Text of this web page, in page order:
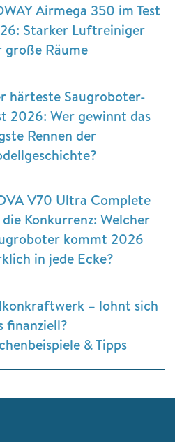
Airmega 350 im Test
Starker Luftreiniger
Räume
härteste Saugroboter-
2026: Wer gewinnt das
Rennen der
V70 Ultra Complete
die Konkurrenz: Welcher
kommt 2026
in jede Ecke?
– lohnt sich
finanziell?
& Tipps